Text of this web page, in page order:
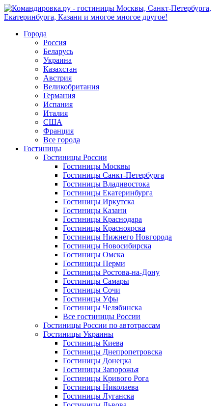
Города
Россия
Беларусь
Украина
Казахстан
Австрия
Великобритания
Германия
Испания
Италия
США
Франция
Все города
Гостиницы
Гостиницы России
Гостиницы Mосквы
Гостиницы Санкт-Петербурга
Гостиницы Владивостока
Гостиницы Екатеринбурга
Гостиницы Иркутска
Гостиницы Казани
Гостиницы Краснодара
Гостиницы Красноярска
Гостиницы Нижнего Новгорода
Гостиницы Новосибирска
Гостиницы Омска
Гостиницы Перми
Гостиницы Ростова-на-Дону
Гостиницы Самары
Гостиницы Сочи
Гостиницы Уфы
Гостиницы Челябинска
Все гостиницы России
Гостиницы России по автотрассам
Гостиницы Украины
Гостиницы Киева
Гостиницы Днепропетровска
Гостиницы Донецка
Гостиницы Запорожья
Гостиницы Кривого Рога
Гостиницы Николаева
Гостиницы Луганска